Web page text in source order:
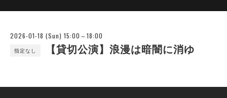
2026-01-18 (Sun) 15:00～18:00
指定なし 【貸切公演】浪漫は暗闇に消ゆ